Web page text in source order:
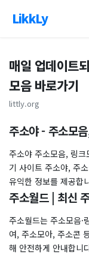
LikkLy
매일 업데이트
모음 바로가기
littly.org
주소야 - 주소모
주소야 주소모음, 링
기 사이트 주소야, 주
유익한 정보를 제공합
주소월드 | 최신
주소월드는 주소모음·
여, 주소모아, 주소콘
해 안전하게 안내합니